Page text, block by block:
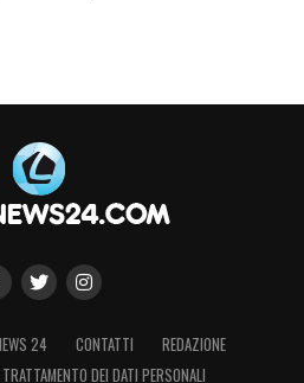
24 CONTATTI
REDAZIONE
DEI DATI PERSONALI